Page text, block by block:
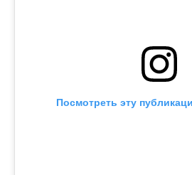
Посмотреть эту